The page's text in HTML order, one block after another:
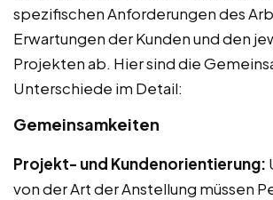
spezifischen Anforderungen des
Erwartungen der Kunden und den
Projekten ab. Hier sind die
Unterschiede im Detail:
Gemeinsamkeiten
Projekt- und Kundenorientierung:
von der Art der Anstellung müssen